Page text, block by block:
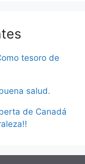
tesoro de
salud.
de Canadá